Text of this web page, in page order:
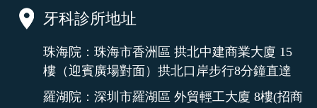
牙科診所地址
珠海院：珠海市香洲區 拱北中建商業大廈 15
樓（迎賓廣場對面）拱北口岸步行8分鐘直達
羅湖院：深圳市羅湖區 外貿輕工大廈 8樓(招商